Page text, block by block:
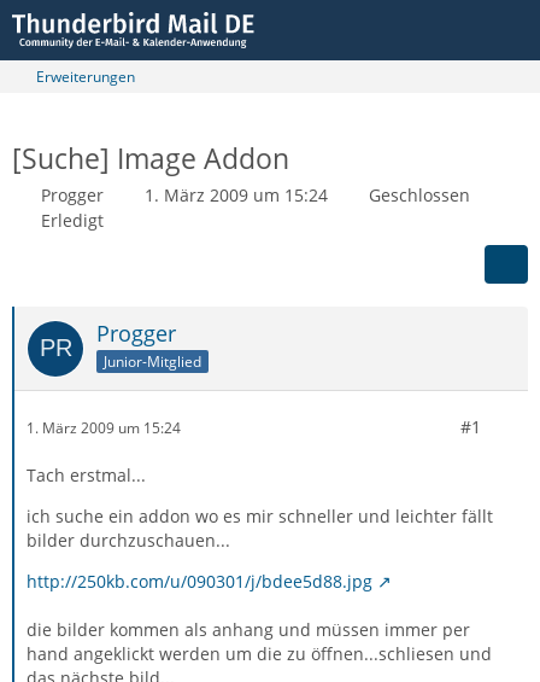
Erweiterungen
[Suche] Image Addon
Progger 1. März 2009 um 15:24
Geschlossen
Erledigt
Progger
Junior-Mitglied
1. März 2009 um 15:24 #1
Tach erstmal...
ich suche ein addon wo es mir schneller und leichter fällt
bilder durchzuschauen...
http://250kb.com/u/090301/j/bdee5d88.jpg
die bilder kommen als anhang und müssen immer per
hand angeklickt werden um die zu öffnen...schliesen und